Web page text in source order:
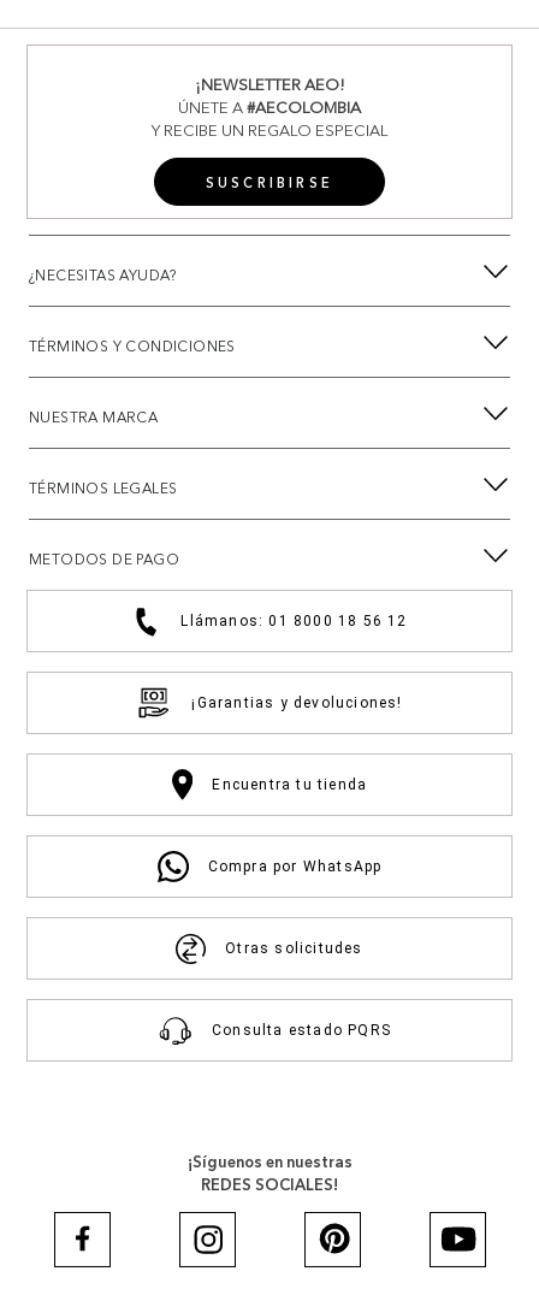
¡NEWSLETTER AEO!
ÚNETE A#AECOLOMBIA
Y RECIBE UN REGALO ESPECIAL
SUSCRIBIRSE
¿NECESITAS AYUDA?
TÉRMINOS Y CONDICIONES
NUESTRA MARCA
TÉRMINOS LEGALES
METODOS DE PAGO
Llámanos: 01 8000 18 56 12
¡Garantias y devoluciones!
Encuentra tu tienda
Compra por WhatsApp
Otras solicitudes
Consulta estado PQRS
¡Síguenos en nuestras
REDES SOCIALES!